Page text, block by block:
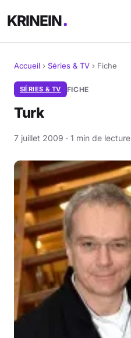
KRINEIN
Cinéma
Séries
Manga
BD
Livres
Jeux vidéo
Jeux de société
Musique
Sortir
Accueil › Séries & TV › Fiche
SÉRIES & TV FICHE
Turk
7 juillet 2009 · 1 min de lecture